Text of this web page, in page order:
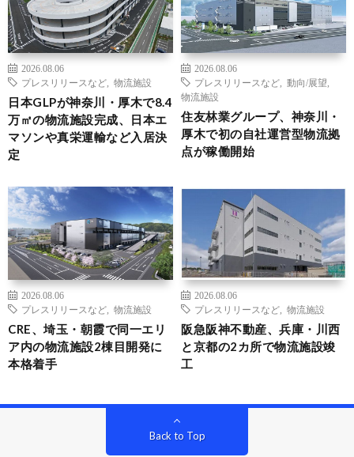
2026.08.06
プレスリリースなど
物流施設
日本GLPが神奈川・厚木で8.4
万㎡の物流施設完成、日本エ
マソンや真栄運輸など入居決
定
2026.08.06
プレスリリースなど
動向/展望
物流施設
住友林業グループ、神奈川・
厚木で初の自社運営型物流拠
点が稼働開始
2026.08.06
プレスリリースなど
物流施設
CRE、埼玉・朝霞で同一エリ
ア内の物流施設2棟目開発に
本格着手
2026.08.06
プレスリリースなど
物流施設
阪急阪神不動産、兵庫・川西
と京都の2カ所で物流施設竣
工
Back to Top